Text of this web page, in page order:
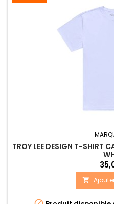
TROY LEE DESIGN T-SHIRT
